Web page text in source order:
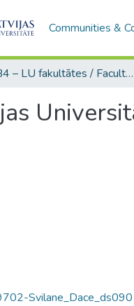
Communities &
B4 – LU fakultātes / Faculties of the UL